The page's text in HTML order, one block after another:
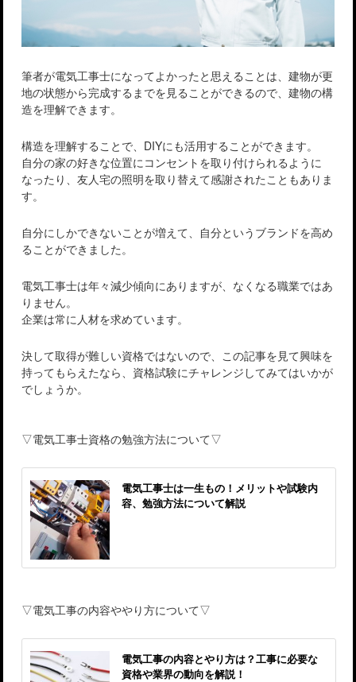
筆者が電気工事士になってよかったと思えることは、建物が更
地の状態から完成するまでを見ることができるので、建物の構
造を理解できます。
構造を理解することで、DIYにも活用することができます。
自分の家の好きな位置にコンセントを取り付けられるように
なったり、友人宅の照明を取り替えて感謝されたこともありま
す。
自分にしかできないことが増えて、自分というブランドを高め
ることができました。
電気工事士は年々減少傾向にありますが、なくなる職業ではあ
りません。
企業は常に人材を求めています。
決して取得が難しい資格ではないので、この記事を見て興味を
持ってもらえたなら、資格試験にチャレンジしてみてはいかが
でしょうか。
▽電気工事士資格の勉強方法について▽
電気工事士は一生もの！メリットや試験内
容、勉強方法について解説
▽電気工事の内容ややり方について▽
電気工事の内容とやり方は？工事に必要な
資格や業界の動向を解説！